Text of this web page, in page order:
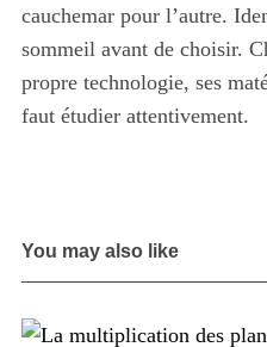
cauchemar pour l’autre.
sommeil avant de choisir.
propre technologie, ses
faut étudier attentivement.
You may also like